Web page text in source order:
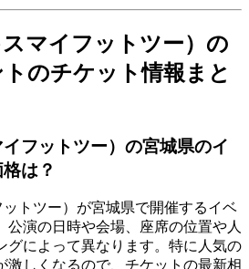
マイフットツー）の
のチケット情報まと
フットツー）の宮城県のイ
は？
トツー）が宮城県で開催するイベ
公演の日時や会場、座席の位置や人
グによって異なります。特に人気の
激しくなるので、チケットの最新相